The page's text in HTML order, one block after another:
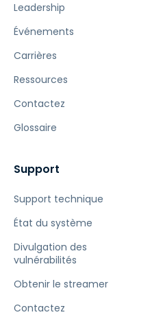
Leadership
Événements
Carrières
Ressources
Contactez
Glossaire
Support
Support technique
État du système
Divulgation des
vulnérabilités
Obtenir le streamer
Contactez